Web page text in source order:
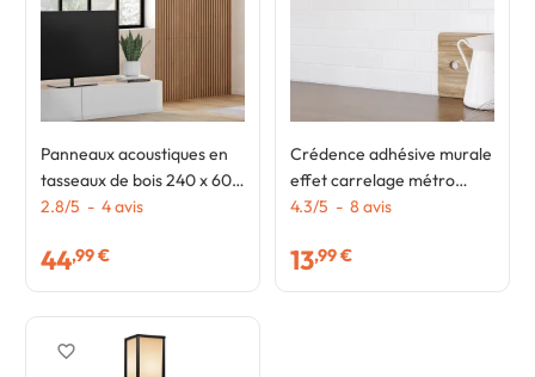
Panneaux acoustiques en
tasseaux de bois 240 x 60
cm effet chêne clair et noir
2.8/5 - 4avis
44,99 €
Crédence adhésive murale
effet carrelage métro
blanc 10 pcs 30x30 cm
4.3/5 - 8 avis
13,99 €
favorite_border